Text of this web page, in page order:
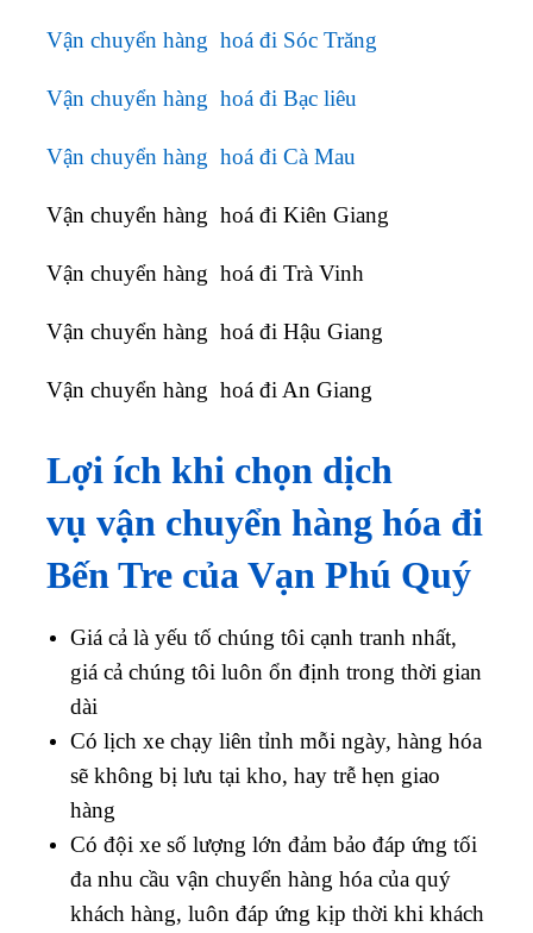
Vận chuyển hàng hoá đi Sóc Trăng
Vận chuyển hàng hoá đi Bạc liêu
Vận chuyển hàng hoá đi Cà Mau
Vận chuyển hàng hoá đi Kiên Giang
Vận chuyển hàng hoá đi Trà Vinh
Vận chuyển hàng hoá đi Hậu Giang
Vận chuyển hàng hoá đi An Giang
Lợi ích khi chọn dịch
vụ vận chuyển hàng hóa đi
Bến Tre của Vạn Phú Quý
Giá cả là yếu tố chúng tôi cạnh tranh nhất,
giá cả chúng tôi luôn ổn định trong thời gian
dài
Có lịch xe chạy liên tỉnh mỗi ngày, hàng hóa
sẽ không bị lưu tại kho, hay trễ hẹn giao
hàng
Có đội xe số lượng lớn đảm bảo đáp ứng tối
đa nhu cầu vận chuyển hàng hóa của quý
khách hàng, luôn đáp ứng kịp thời khi khách